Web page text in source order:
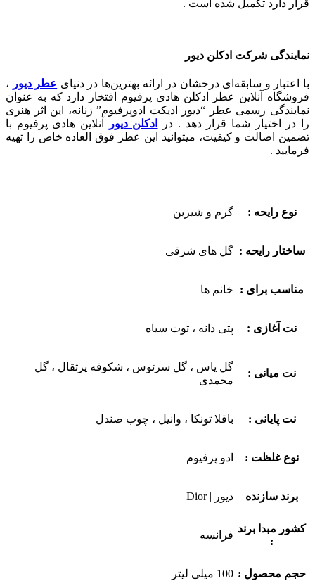
قرار دارد تکمیل شده است .
نمایندگی شرکت ادکلن دیور
با اعتبار و سابقه‌ای درخشان در ارائه بهترین‌ها در دنیای عطر دیور ،
فروشگاه آنلاین عطر ادکلن هادی پرفیوم افتخار دارد که به عنوان
نمایندگی رسمی عطر “دیور ادیکت ادوپرفیوم” زنانه، این اثر هنری
را در اختیار شما قرار دهد . در ادکلن دیور
آنلاین هادی پرفیوم با
تضمین اصالت و کیفیت، میتوانید این عطر فوق العاده خاص را تهیه
فرمایید .
نوع رایحه : گرم و شیرین
ساختار رایحه : گل های شرقی
مناسب برای : خانم ها
نت آغازی : پتی دانه ، توت سیاه
نت میانی :
گل یاس ، گل سرئوس ، شکوفه پرتقال ، گل
محمدی
نت پایانی : باقلا تونکا ، وانیل ، چوب صندل
نوع غلظت : ادو پرفیوم
برند سازنده دیور | Dior
کشور مبدا برند
:
فرانسه
حجم محصول : 100 میلی لیتر